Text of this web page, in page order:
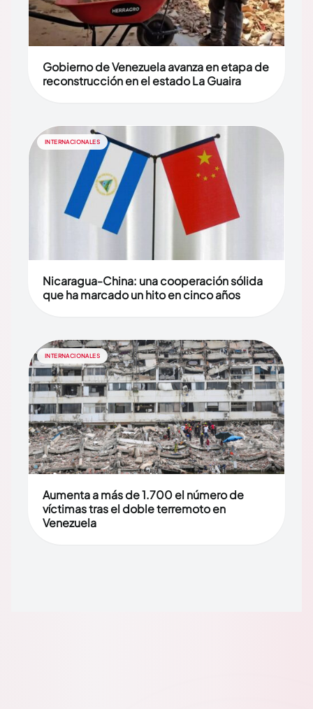
Gobierno de Venezuela avanza en etapa de
reconstrucción en el estado La Guaira
INTERNACIONALES
Nicaragua-China: una cooperación sólida
que ha marcado un hito en cinco años
INTERNACIONALES
Aumenta a más de 1.700 el número de
víctimas tras el doble terremoto en
Venezuela